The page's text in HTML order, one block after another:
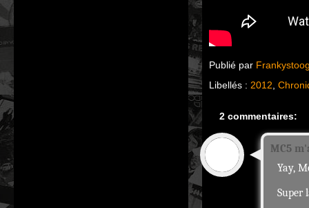
Publié par
Libellés : 2012
2 commentaires:
MC5
Yay,
Super